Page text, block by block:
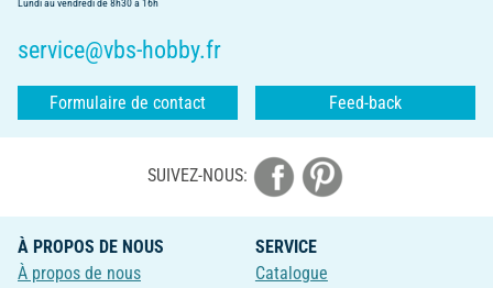
Lundi au vendredi de 8h30 à 16h
service@vbs-hobby.fr
Formulaire de contact Feed-back
SUIVEZ-NOUS:
À PROPOS DE NOUS
À propos de nous
SERVICE
Catalogue